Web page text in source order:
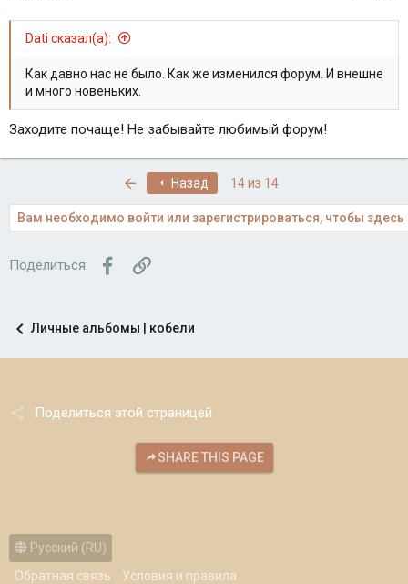
Dati сказал(а):
Как давно нас не было. Как же изменился форум. И внешне
и много новеньких.
Заходите почаще! Не забывайте любимый форум!
ПервыйНазад 14 из 14
Вам необходимо войти или зарегистрироваться, чтобы здесь
Поделиться: FacebookСсылка
Личные альбомы | кобели
Поделиться этой страницей
SHARE THIS PAGE
Русский (RU)
Обратная связь
Условия и правила